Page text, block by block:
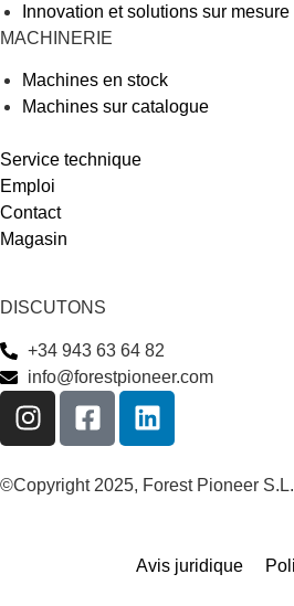
Innovation et solutions sur mesure
MACHINERIE
Machines en stock
Machines sur catalogue
Service technique
Emploi
Contact
Magasin
DISCUTONS
+34 943 63 64 82
info@forestpioneer.com
©Copyright 2025, Forest Pioneer S.L.
Avis juridique